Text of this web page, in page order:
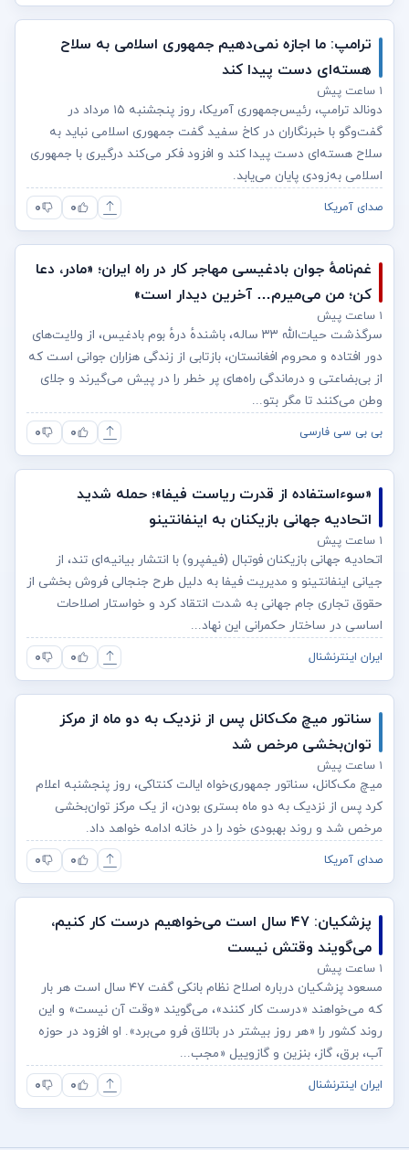
ترامپ: ما اجازه نمی‌دهیم جمهوری اسلامی به سلاح
هسته‌ای دست پیدا کند
۱ ساعت پیش
دونالد ترامپ، رئیس‌جمهوری آمریکا، روز پنجشنبه ۱۵ مرداد در
گفت‌وگو با خبرنگاران در کاخ سفید گفت جمهوری اسلامی نباید به
سلاح هسته‌ای دست پیدا کند و افزود فکر‌ می‌کند درگیری با جمهوری
اسلامی به‌زودی پایان می‌یابد.
صدای آمریکا ۰ ۰
غم‌نامهٔ جوان بادغیسی مهاجر کار در راه ایران؛ «مادر، دعا
کن؛ من می‌میرم… آخرین دیدار است»
۱ ساعت پیش
سرگذشت حیات‌الله ۳۳ ساله، باشندهٔ‌ درهٔ بوم بادغیس،‌ از ولایت‌های
دور افتاده و محروم افغانستان، بازتابی از زندگی هزاران جوانی است که
از بی‌بضاعتی و درماندگی راه‌های پر خطر را در پیش می‌گیرند و جلای
وطن می‌کنند تا مگر بتو...
بی بی سی فارسی ۰ ۰
«سوءاستفاده از قدرت ریاست فیفا»؛ حمله شدید
اتحادیه جهانی بازیکنان به اینفانتینو
۱ ساعت پیش
اتحادیه جهانی بازیکنان فوتبال (فیفپرو) با انتشار بیانیه‌ای تند، از
جیانی اینفانتینو و مدیریت فیفا به دلیل طرح جنجالی فروش بخشی از
حقوق تجاری جام جهانی به شدت انتقاد کرد و خواستار اصلاحات
اساسی در ساختار حکمرانی این نهاد...
ایران اینترنشنال ۰ ۰
سناتور میچ مک‌کانل پس از نزدیک به دو ماه از مرکز
توان‌بخشی مرخص شد
۱ ساعت پیش
میچ مک‌کانل، سناتور جمهوری‌خواه ایالت کنتاکی، روز پنجشنبه اعلام
کرد پس از نزدیک به دو ماه بستری بودن، از یک مرکز توان‌بخشی
مرخص شد و روند بهبودی خود را در خانه ادامه خواهد داد.
صدای آمریکا ۰ ۰
پزشکیان: ۴۷ سال است می‌خواهیم درست کار کنیم،
می‌گویند وقتش نیست
۱ ساعت پیش
مسعود پزشکیان درباره اصلاح نظام بانکی گفت ۴۷ سال است هر بار
که می‌خواهند «درست کار کنند»، می‌گویند «وقت آن نیست» و این
روند کشور را «هر روز بیشتر در باتلاق فرو می‌برد». او افزود در حوزه
آب، برق، گاز، بنزین و گازوییل «مجب...
ایران اینترنشنال ۰ ۰